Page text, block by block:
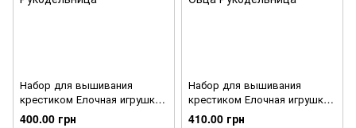
Набор для вышивания
крестиком Елочная игрушка.
Елка НВ-046МЮ
400.00 грн
Набор для вышивания
крестиком Елочная игрушка.
Снежинка НВ-045МЮ
410.00 грн